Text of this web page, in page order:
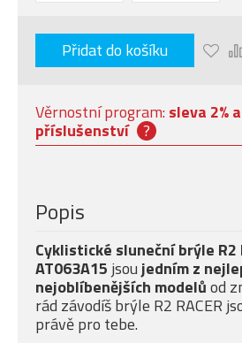
Přidat do košíku
Věrnostní program: sleva 2%
příslušenství ?
Popis
Cyklistické sluneční brýle R2
AT063A15 jsoujedním z
nejoblíbenějších modelůod
rád závodíš brýle R2 RACER
právě pro tebe.